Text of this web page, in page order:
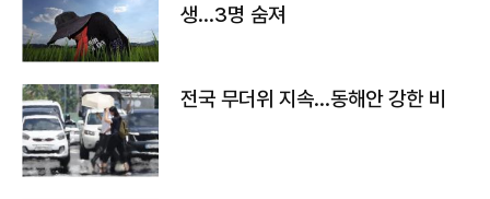
생…3명 숨져
전국 무더위 지속…동해안 강한 비